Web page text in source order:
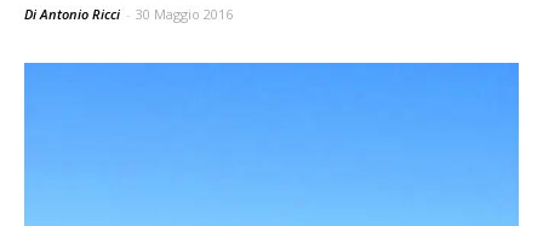
Di Antonio Ricci - 30 Maggio 2016